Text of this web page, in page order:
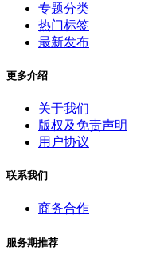
专题分类
热门标签
最新发布
更多介绍
关于我们
版权及免责声明
用户协议
联系我们
商务合作
服务期推荐